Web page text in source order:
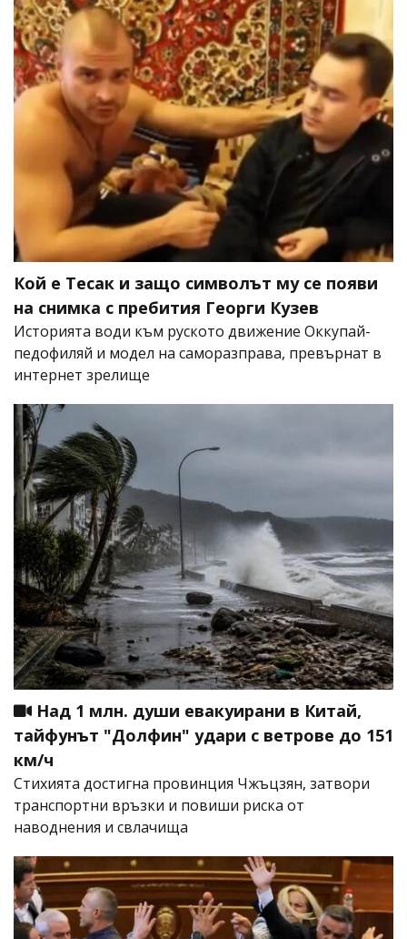
Кой е Тесак и защо символът му се появи
на снимка с пребития Георги Кузев
Историята води към руското движение Оккупай-
педофиляй и модел на саморазправа, превърнат в
интернет зрелище
Над 1 млн. души евакуирани в Китай,
тайфунът "Долфин" удари с ветрове до 151
км/ч
Стихията достигна провинция Чжъцзян, затвори
транспортни връзки и повиши риска от
наводнения и свлачища